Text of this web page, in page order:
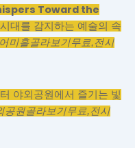
Toward the
대를 감지하는 예술의 속
미홀골라보기무료,전시
야외공원에서 즐기는 빛
공원골라보기무료,전시